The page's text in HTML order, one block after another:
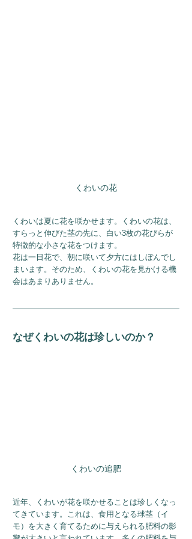
くわいの花
くわいは夏に花を咲かせます。くわいの花は、
すらっと伸びた茎の先に、白い3枚の花びらが
特徴的な小さな花をつけます。
花は一日花で、朝に咲いて夕方にはしぼんでし
まいます。そのため、くわいの花を見かける機
会はあまりありません。
なぜくわいの花は珍しいのか？
くわいの追肥
近年、くわいが花を咲かせることは珍しくなっ
てきています。これは、食用となる球茎（イ
モ）を大きく育てるために与えられる肥料の影